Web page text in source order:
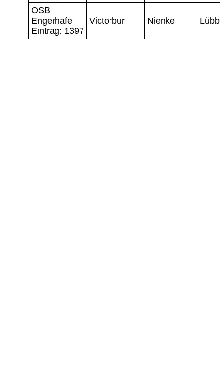
OSB
Engerhafe
Eintrag: 1397
Victorbur Nienke